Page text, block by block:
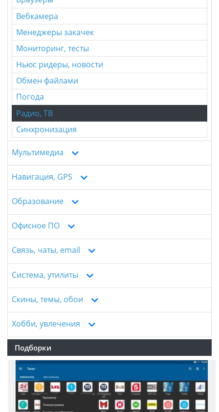
Вебкамера
Менеджеры закачек
Мониторинг, тесты
Ньюс ридеры, новости
Обмен файлами
Погода
Радио, ТВ
Синхронизация
Мультимедиа
Навигация, GPS
Образование
Офисное ПО
Связь, чаты, email
Система, утилиты
Скины, темы, обои
Хобби, увлечения
Подборки